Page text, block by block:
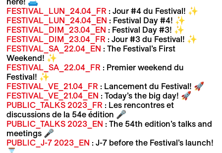
FESTIVAL_LUN_24.04_FR : Jour #4 du Festival! ✨
FESTIVAL_LUN_24.04_EN : Festival Day #4! ✨
FESTIVAL_DIM_23.04_EN : Festival Day #3! ✨
FESTIVAL_DIM_23.04_FR : Jour #3 du Festival! ✨
FESTIVAL_SA_22.04_EN : The Festival’s First
Weekend! ✨
FESTIVAL_SA_22.04_FR : Premier weekend du
Festival! ✨
FESTIVAL_VE_21.04_FR : Lancement du Festival! 🚀
FESTIVAL_VE_21.04_EN : Today’s the big day! 🚀
PUBLIC_TALKS 2023_FR : Les rencontres et
discussions de la 54e édition 🎤
PUBLIC_TALKS 2023_EN : The 54th edition’s talks and
meetings 🎤
PUBLIC_J-7 2023_EN : J-7 before the Festival’s launch!